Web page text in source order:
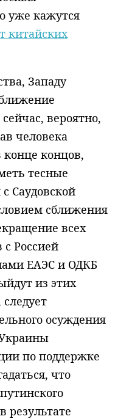
уже кажутся
китайских
Западу
вероятно,
человека
конце концов,
тесные
Саудовской
сближения
всех
Россией
ЕАЭС и ОДКБ
из этих
осуждения
по поддержке
что
результате